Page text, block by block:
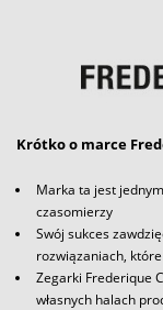
Krótko o marce
Marka ta jest
czasomierzy
Swój sukces
rozwiązaniach,
Zegarki Frederique
własnych halach